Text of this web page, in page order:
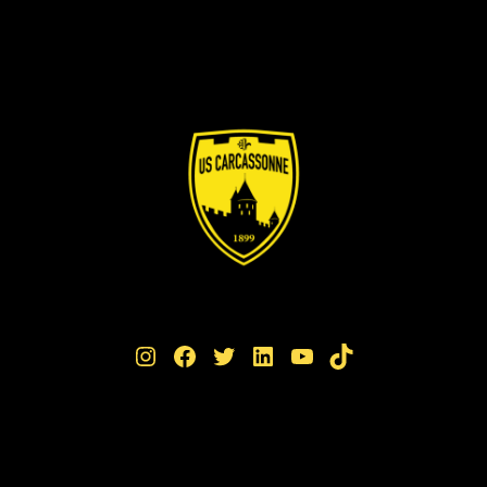
Instagram Facebook Twitter LinkedIn YouTube TikTok